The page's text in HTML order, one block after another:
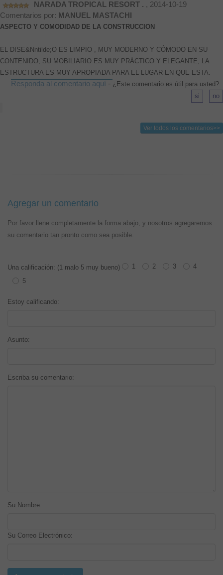
NARADA TROPICAL RESORT . , 2014-10-19
Comentarios por: MANUEL MASTACHI
ASPECTO Y COMODIDAD DE LA CONSTRUCCION
EL DISE&Nntilde;O ES LIMPIO , MUY MODERNO Y CÓMODO EN SU
CONTENIDO, SU MOBILIARIO ES MUY PRÁCTICO Y ELEGANTE, LA
ESTRUCTURA ES MUY APROPIADA PARA EL LUGAR EN QUE ESTA.
Responda al comentario aquí - ¿Este comentario es útil para usted?
Ver todos los comentarios>>
Agregar un comentario
Por favor llene completamente la forma abajo, y nosotros agregaremos
su comentario tan pronto como sea posible.
Una calificación: (1 malo 5 muy bueno) 1 2 3
4
5
Estoy calificando:
Asunto:
Escriba su comentario:
Su Nombre:
Su Correo Electrónico: